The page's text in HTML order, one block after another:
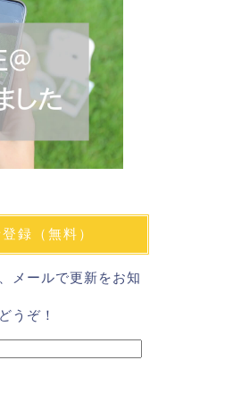
録（無料）
メールで更新をお知
うぞ！